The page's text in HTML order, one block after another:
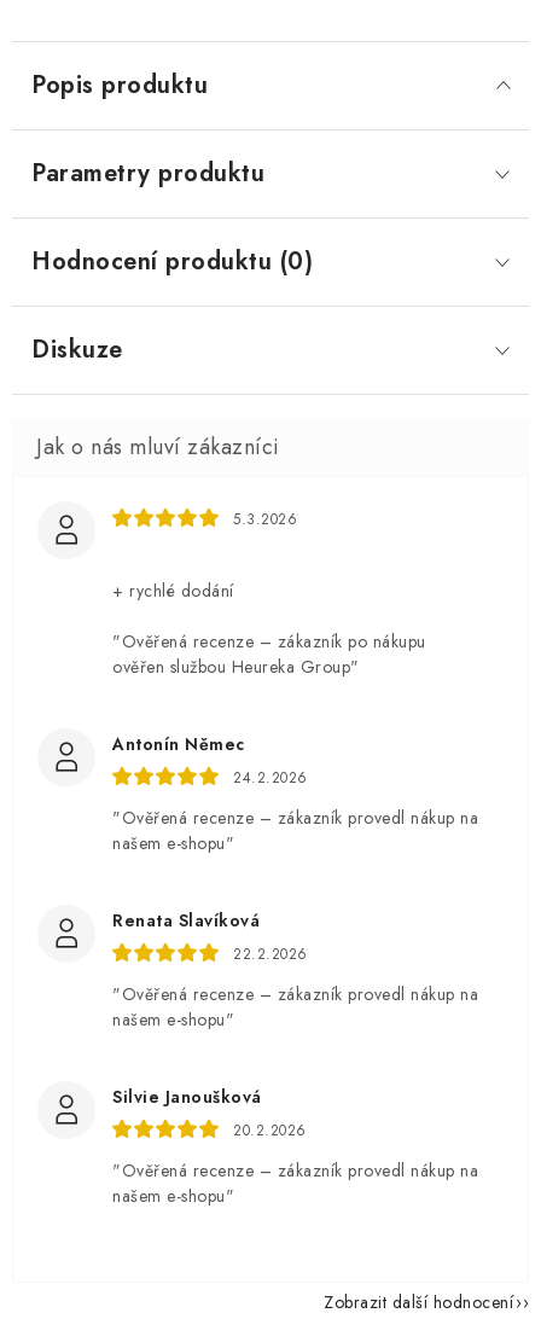
Popis produktu
Parametry produktu
Hodnocení produktu (0)
Diskuze
5.3.2026
+ rychlé dodání
"Ověřená recenze – zákazník po nákupu
ověřen službou Heureka Group"
Antonín Němec
24.2.2026
"Ověřená recenze – zákazník provedl nákup na
našem e-shopu"
Renata Slavíková
22.2.2026
"Ověřená recenze – zákazník provedl nákup na
našem e-shopu"
Silvie Janoušková
20.2.2026
"Ověřená recenze – zákazník provedl nákup na
našem e-shopu"
Zobrazit další hodnocení